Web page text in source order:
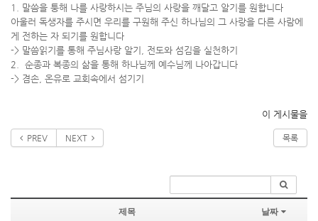
1. 말씀을 퉁해 나를 사랑하시는 주님의 사랑을 깨달고 알기를 원합니다
아울러 독생자를 주시면 우리를 구원해 주신 하나님의 그 사랑을 다른 사람에
게 전하는 자 되기를 원합니다
-> 말씀읽기를 통해 주님사랑 알기, 전도와 섬김을 실천하기
2. 순종과 복종의 삶을 통해 하나님께 예수님께 나아갑니다
-> 겸손, 온유로 교회속에서 섬기기
이 게시물을
PREV NEXT 목록
제목 날짜